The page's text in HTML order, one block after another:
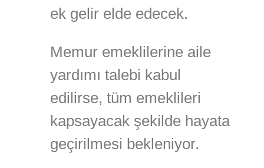
ek gelir elde edecek.
Memur emeklilerine aile
yardımı talebi kabul
edilirse, tüm emeklileri
kapsayacak şekilde hayata
geçirilmesi bekleniyor.